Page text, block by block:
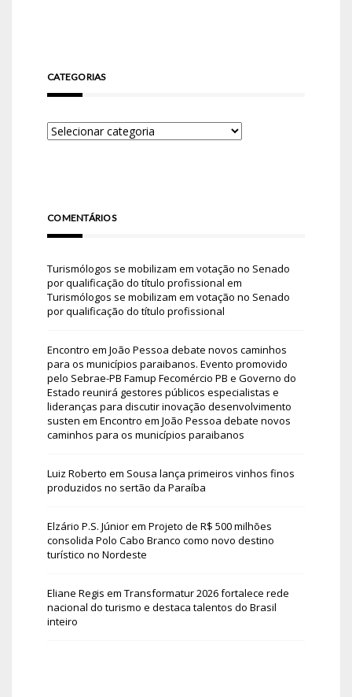
CATEGORIAS
COMENTÁRIOS
Turismólogos se mobilizam em votação no Senado
por qualificação do título profissional em
Turismólogos se mobilizam em votação no Senado
por qualificação do título profissional
Encontro em João Pessoa debate novos caminhos
para os municípios paraibanos. Evento promovido
pelo Sebrae-PB Famup Fecomércio PB e Governo do
Estado reunirá gestores públicos especialistas e
lideranças para discutir inovação desenvolvimento
susten em Encontro em João Pessoa debate novos
caminhos para os municípios paraibanos
Luiz Roberto em Sousa lança primeiros vinhos finos
produzidos no sertão da Paraíba
Elzário P.S. Júniorem Projeto de R$ 500 milhões
consolida Polo Cabo Branco como novo destino
turístico no Nordeste
Eliane Regis em Transformatur 2026 fortalece rede
nacional do turismo e destaca talentos do Brasil
inteiro